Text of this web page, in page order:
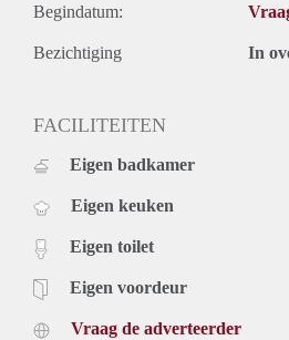
Begindatum:
Bezichtiging In
FACILITEITEN
Eigen badkamer
Eigen keuken
Eigen toilet
Eigen voordeur
Vraag de adverteerder